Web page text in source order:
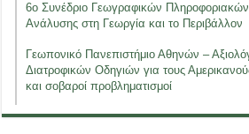
6ο Συνέδριο Γεωγραφικών
Ανάλυσης στη Γεωργία και το Περιβάλλον
Γεωπονικό Πανεπιστήμιο Αθηνών –
Διατροφικών Οδηγιών για τους
και σοβαροί προβληματισμοί